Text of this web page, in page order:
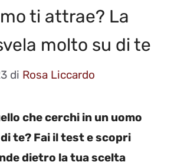
ti attrae? La
molto su di te
di Rosa Liccardo
che cerchi in un uomo
te? Fai il test e scopri
dietro la tua scelta